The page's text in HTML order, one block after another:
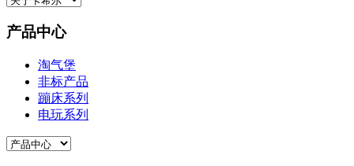
产品中心
淘气堡
非标产品
蹦床系列
电玩系列